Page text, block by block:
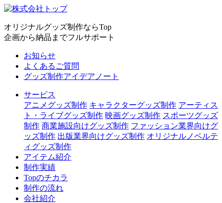
オリジナルグッズ制作ならTop
企画から納品までフルサポート
お知らせ
よくあるご質問
グッズ制作アイデアノート
サービス
アニメグッズ制作 キャラクターグッズ制作 アーティス
ト・ライブグッズ制作 映画グッズ制作 スポーツグッズ
制作 商業施設向けグッズ制作 ファッション業界向けグ
ッズ制作 出版業界向けグッズ制作 オリジナルノベルテ
ィグッズ制作
アイテム紹介
制作実績
Topのチカラ
制作の流れ
会社紹介